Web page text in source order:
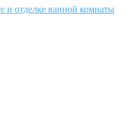
и отделке ванной комнаты